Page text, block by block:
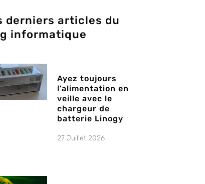
derniers articles du
informatique
Ayez toujours
l’alimentation en
veille avec le
chargeur de
batterie Linogy
27 Juillet 2026